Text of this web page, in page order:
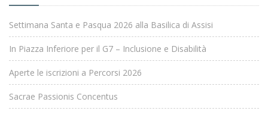
Settimana Santa e Pasqua 2026 alla Basilica di Assisi
In Piazza Inferiore per il G7 – Inclusione e Disabilità
Aperte le iscrizioni a Percorsi 2026
Sacrae Passionis Concentus